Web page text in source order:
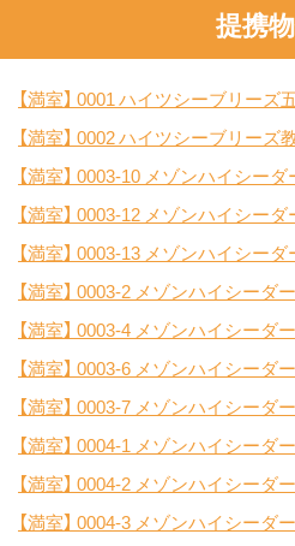
提携
【満室】 0001 ハイツシーブリーズ
【満室】 0002 ハイツシーブリーズ
【満室】 0003-10 メゾンハイシーダ
【満室】 0003-12 メゾンハイシーダ
【満室】 0003-13 メゾンハイシーダ
【満室】 0003-2 メゾンハイシーダー
【満室】 0003-4 メゾンハイシーダー
【満室】 0003-6 メゾンハイシーダー
【満室】 0003-7 メゾンハイシーダー
【満室】 0004-1 メゾンハイシーダー
【満室】 0004-2 メゾンハイシーダー
【満室】 0004-3 メゾンハイシーダー